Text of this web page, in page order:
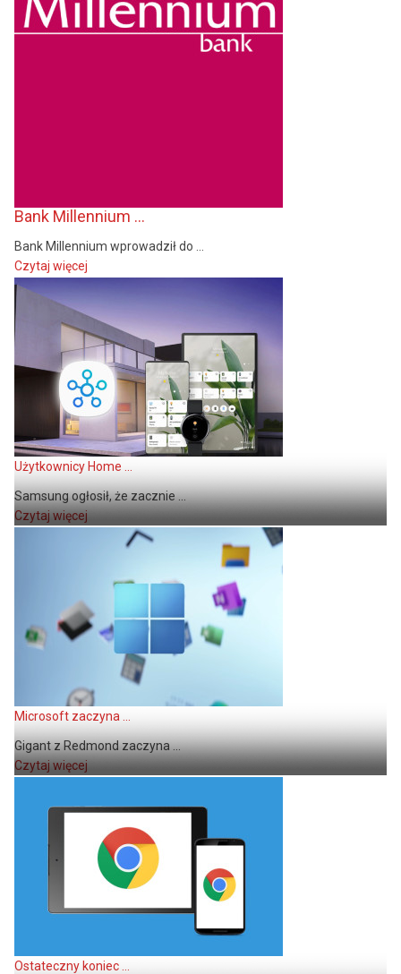
Bank Millennium ...
Bank Millennium wprowadził do ...
Czytaj więcej
Użytkownicy Home ...
Samsung ogłosił, że zacznie ...
Czytaj więcej
Microsoft zaczyna ...
Gigant z Redmond zaczyna ...
Czytaj więcej
Ostateczny koniec ...